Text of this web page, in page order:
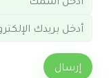
إرسال